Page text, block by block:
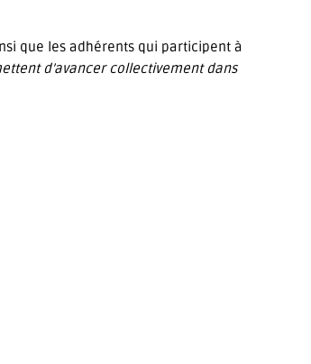
que les adhérents qui participent à
d’avancer collectivement dans